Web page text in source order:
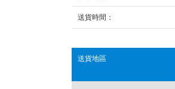
送貨時間：
送貨地區